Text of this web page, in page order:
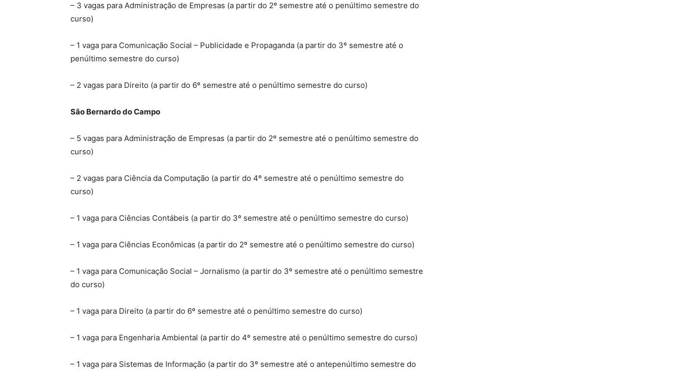
– 3 vagas para Administração de Empresas (a partir do 2º semestre até o penúltimo semestre do
curso)
– 1 vaga para Comunicação Social – Publicidade e Propaganda (a partir do 3º semestre até o
penúltimo semestre do curso)
– 2 vagas para Direito (a partir do 6º semestre até o penúltimo semestre do curso)
São Bernardo do Campo
– 5 vagas para Administração de Empresas (a partir do 2º semestre até o penúltimo semestre do
curso)
– 2 vagas para Ciência da Computação (a partir do 4º semestre até o penúltimo semestre do
curso)
– 1 vaga para Ciências Contábeis (a partir do 3º semestre até o penúltimo semestre do curso)
– 1 vaga para Ciências Econômicas (a partir do 2º semestre até o penúltimo semestre do curso)
– 1 vaga para Comunicação Social – Jornalismo (a partir do 3º semestre até o penúltimo semestre
do curso)
– 1 vaga para Direito (a partir do 6º semestre até o penúltimo semestre do curso)
– 1 vaga para Engenharia Ambiental (a partir do 4º semestre até o penúltimo semestre do curso)
– 1 vaga para Sistemas de Informação (a partir do 3º semestre até o antepenúltimo semestre do